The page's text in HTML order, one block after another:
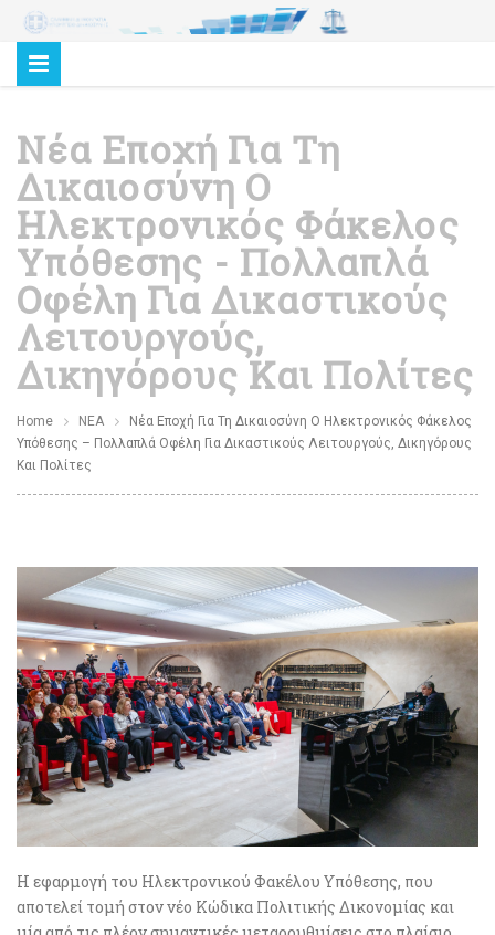
Νέα Εποχή Για Τη
Δικαιοσύνη Ο
Ηλεκτρονικός Φάκελος
Υπόθεσης - Πολλαπλά
Οφέλη Για Δικαστικούς
Λειτουργούς,
Δικηγόρους Και Πολίτες
Home ΝΕΑ
Νέα Εποχή Για Τη Δικαιοσύνη Ο Ηλεκτρονικός Φάκελος
Υπόθεσης – Πολλαπλά Οφέλη Για Δικαστικούς Λειτουργούς, Δικηγόρους
Και Πολίτες
Η εφαρμογή του Ηλεκτρονικού Φακέλου Υπόθεσης, που
αποτελεί τομή στον νέο Κώδικα Πολιτικής Δικονομίας και